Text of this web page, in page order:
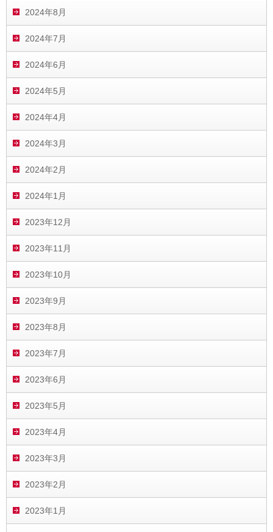
2024年8月
2024年7月
2024年6月
2024年5月
2024年4月
2024年3月
2024年2月
2024年1月
2023年12月
2023年11月
2023年10月
2023年9月
2023年8月
2023年7月
2023年6月
2023年5月
2023年4月
2023年3月
2023年2月
2023年1月